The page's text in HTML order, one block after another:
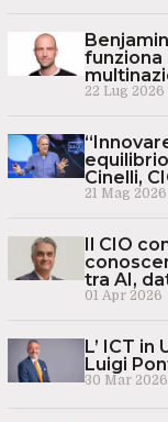
funziona
22 Lug 2026
Cinelli,
21 Mag 2026
Il CIO
tra AI,
01 Apr 2026
L’ ICT
Luigi
30 Mar 2026